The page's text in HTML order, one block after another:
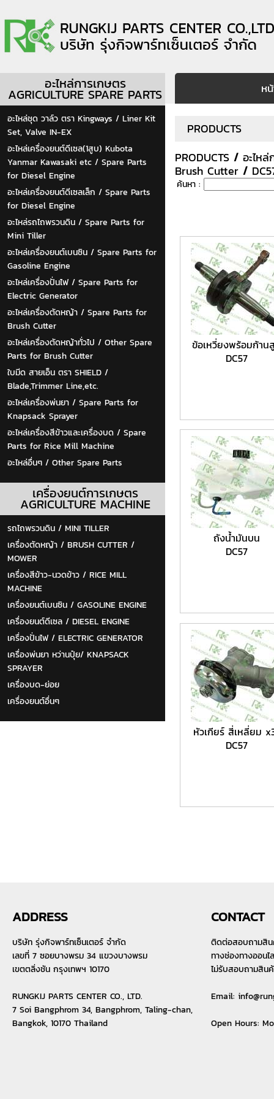
อะไหล่การเกษตร
AGRICULTURE SPARE PARTS
อะไหล่ชุด วาล์ว ตรา Kingways / Liner Kit
Set, Valve IN-EX
อะไหล่เครื่องยนต์ดีเซล(1สูบ) Kubota
Yanmar Kawasaki etc / Spare Parts
for Diesel Engine
อะไหล่เครื่องยนต์ดีเซลเล็ก / Spare Parts
for Diesel Engine
อะไหล่รถไถพรวนดิน / Spare Parts for
Mini Tiller
อะไหล่เครื่องยนต์เบนซิน / Spare Parts for
Gasoline Engine
อะไหล่เครื่องปั่นไฟ / Spare Parts for
Electric Generator
อะไหล่เครื่องตัดหญ้า / Spare Parts for
Brush Cutter
อะไหล่เครื่องตัดหญ้าทั่วไป / Other Spare
Parts for Brush Cutter
ใบมีด สายเอ็น ตรา SHIELD /
Blade,Trimmer Line,etc.
อะไหล่เครื่องพ่นยา / Spare Parts for
Knapsack Sprayer
อะไหล่เครื่องสีข้าวและเครื่องบด / Spare
Parts for Rice Mill Machine
อะไหล่อื่นๆ / Other Spare Parts
เครื่องยนต์การเกษตร
AGRICULTURE MACHINE
รถไถพรวนดิน / MINI TILLER
เครื่องตัดหญ้า / BRUSH CUTTER /
MOWER
เครื่องสีข้าว-นวดข้าว / RICE MILL
MACHINE
เครื่องยนต์เบนซิน / GASOLINE ENGINE
เครื่องยนต์ดีเซล / DIESEL ENGINE
เครื่องปั่นไฟ / ELECTRIC GENERATOR
เครื่องพ่นยา หว่านปุ๋ย/ KNAPSACK
SPRAYER
เครื่องบด-ย่อย
เครื่องยนต์อื่นๆ
ห
PRODUCTS
PRODUCTS / อะไหล่
Brush Cutter /
ค้นหา :
ข้อเหวี่ยงพร้อมก้าน
DC57
ถังน้ำมันบน
DC57
หัวเกียร์ สี่เหลี่ยม
DC57
ADDRESS
บริษัท รุ่งกิจพาร์ทเซ็นเตอร์ จำกัด
เลขที่ 7 ซอยบางพรม 34 แขวงบางพรม
เขตตลิ่งชัน กรุงเทพฯ 10170
RUNGKIJ PARTS CENTER CO., LTD.
7 Soi Bangphrom 34, Bangphrom, Taling-chan,
Bangkok, 10170 Thailand
CONTACT
ติดต่อสอบถามสิ
ทางช่องทางออนไ
ไม่รับสอบถามสิน
Email:
Open Hours: